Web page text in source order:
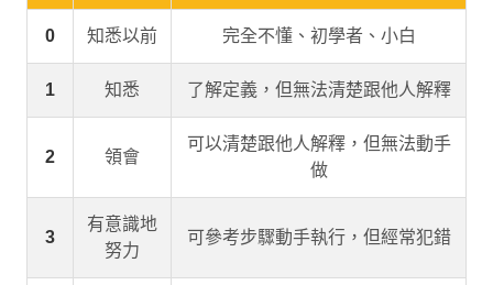
0 知悉以前 完全不懂、初學者、小白
1 知悉 了解定義，但無法清楚跟他人解釋
2 領會
可以清楚跟他人解釋，但無法動手
做
3
有意識地
努力
可參考步驟動手執行，但經常犯錯